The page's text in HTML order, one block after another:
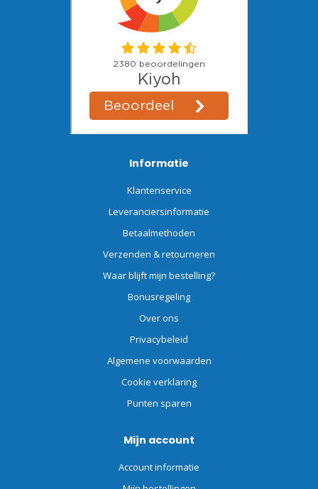
Informatie
Klantenservice
Leveranciersinformatie
Betaalmethoden
Verzenden & retourneren
Waar blijft mijn bestelling?
Bonusregeling
Over ons
Privacybeleid
Algemene voorwaarden
Cookie verklaring
Punten sparen
Mijn account
Account informatie